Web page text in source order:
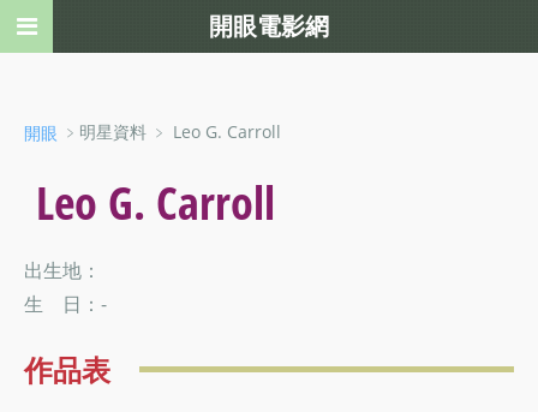
開眼 ﹥明星資料 ﹥ Leo G. Carroll
Leo G. Carroll
出生地：
生 日：-
作品表
開眼電影網